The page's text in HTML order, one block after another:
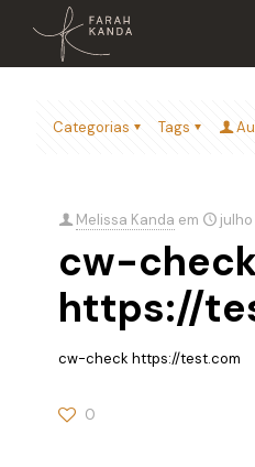
Categorias Tags
Melissa Kanda em julho
cw-
https://
cw-check https://test.com
0